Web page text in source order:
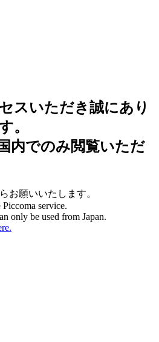
スいただき誠にあり
。
内でのみ閲覧いただ
お願いいたします。
service.
only be used from Japan.